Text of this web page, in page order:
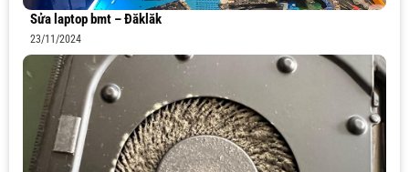
Sửa laptop bmt – Đăklăk
23/11/2024